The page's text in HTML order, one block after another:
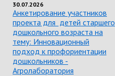
30.07.2026
Анкетирование участников
проекта для детей старшего
дошкольного возраста на
тему: Инновационный
подход к профориентации
дошкольников -
Агролаборатория